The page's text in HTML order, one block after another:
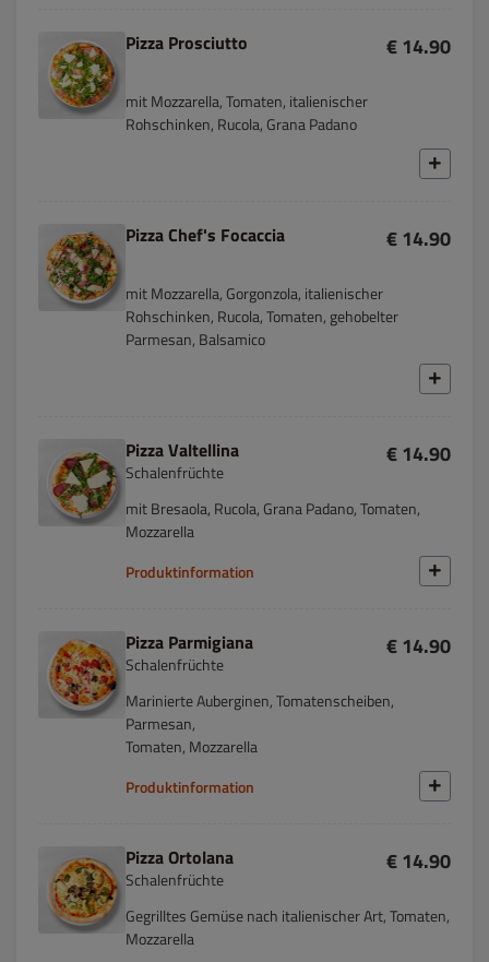
Pizza Prosciutto € 14.90
mit Mozzarella, Tomaten, italienischer
Rohschinken, Rucola, Grana Padano
Pizza Chef's Focaccia € 14.90
mit Mozzarella, Gorgonzola, italienischer
Rohschinken, Rucola, Tomaten, gehobelter
Parmesan, Balsamico
Pizza Valtellina
Schalenfrüchte
€ 14.90
mit Bresaola, Rucola, Grana Padano, Tomaten,
Mozzarella
Produktinformation
Pizza Parmigiana
Schalenfrüchte
€ 14.90
Marinierte Auberginen, Tomatenscheiben,
Parmesan,
Tomaten, Mozzarella
Produktinformation
Pizza Ortolana
Schalenfrüchte
€ 14.90
Gegrilltes Gemüse nach italienischer Art, Tomaten,
Mozzarella